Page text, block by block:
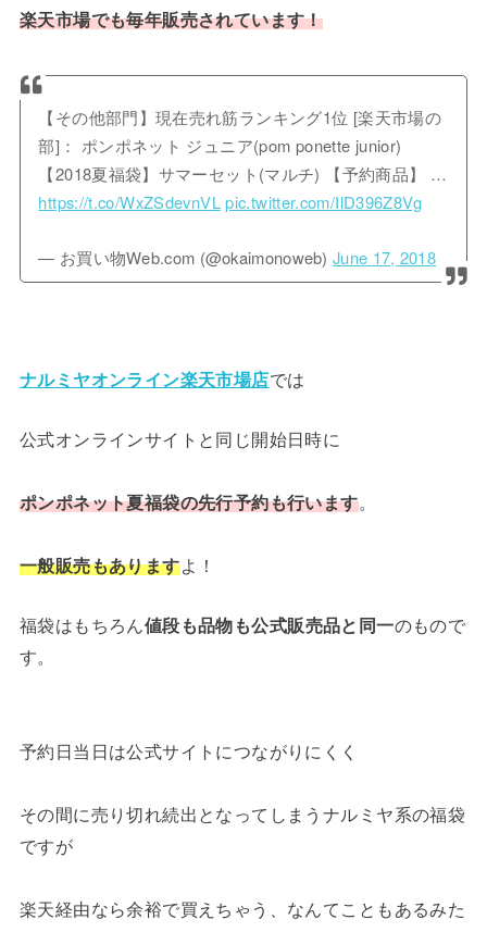
楽天市場でも毎年販売されています！
【その他部門】現在売れ筋ランキング1位 [楽天市場の
部]： ポンポネット ジュニア(pom ponette junior)
【2018夏福袋】サマーセット(マルチ) 【予約商品】 …
https://t.co/WxZSdevnVL pic.twitter.com/IlD396Z8Vg
— お買い物Web.com (@okaimonoweb)June 17, 2018
ナルミヤオンライン楽天市場店では
公式オンラインサイトと同じ開始日時に
ポンポネット夏福袋の先行予約も行います。
一般販売もありますよ！
福袋はもちろん値段も品物も公式販売品と同一のもので
す。
予約日当日は公式サイトにつながりにくく
その間に売り切れ続出となってしまうナルミヤ系の福袋
ですが
楽天経由なら余裕で買えちゃう、なんてこともあるみた